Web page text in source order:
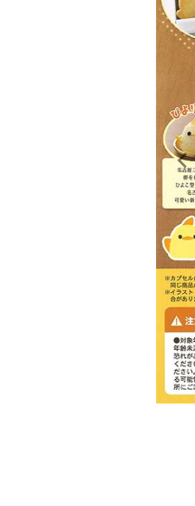
販促用カプセルトイ
よくあるご
ご利用ガ
06-